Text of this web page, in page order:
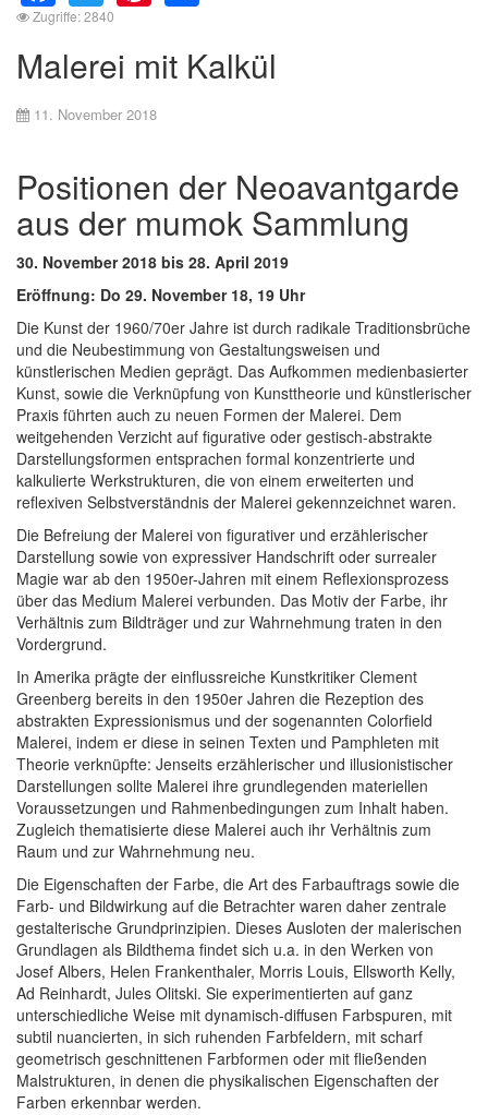
Zugriffe: 2840
Malerei mit Kalkül
11. November 2018
Positionen der Neoavantgarde
aus der mumok Sammlung
30. November 2018 bis 28. April 2019
Eröffnung: Do 29. November 18, 19 Uhr
Die Kunst der 1960/70er Jahre ist durch radikale Traditionsbrüche
und die Neubestimmung von Gestaltungsweisen und
künstlerischen Medien geprägt. Das Aufkommen medienbasierter
Kunst, sowie die Verknüpfung von Kunsttheorie und künstlerischer
Praxis führten auch zu neuen Formen der Malerei. Dem
weitgehenden Verzicht auf figurative oder gestisch-abstrakte
Darstellungsformen entsprachen formal konzentrierte und
kalkulierte Werkstrukturen, die von einem erweiterten und
reflexiven Selbstverständnis der Malerei gekennzeichnet waren.
Die Befreiung der Malerei von figurativer und erzählerischer
Darstellung sowie von expressiver Handschrift oder surrealer
Magie war ab den 1950er-Jahren mit einem Reflexionsprozess
über das Medium Malerei verbunden. Das Motiv der Farbe, ihr
Verhältnis zum Bildträger und zur Wahrnehmung traten in den
Vordergrund.
In Amerika prägte der einflussreiche Kunstkritiker Clement
Greenberg bereits in den 1950er Jahren die Rezeption des
abstrakten Expressionismus und der sogenannten Colorfield
Malerei, indem er diese in seinen Texten und Pamphleten mit
Theorie verknüpfte: Jenseits erzählerischer und illusionistischer
Darstellungen sollte Malerei ihre grundlegenden materiellen
Voraussetzungen und Rahmenbedingungen zum Inhalt haben.
Zugleich thematisierte diese Malerei auch ihr Verhältnis zum
Raum und zur Wahrnehmung neu.
Die Eigenschaften der Farbe, die Art des Farbauftrags sowie die
Farb- und Bildwirkung auf die Betrachter waren daher zentrale
gestalterische Grundprinzipien. Dieses Ausloten der malerischen
Grundlagen als Bildthema findet sich u.a. in den Werken von
Josef Albers, Helen Frankenthaler, Morris Louis, Ellsworth Kelly,
Ad Reinhardt, Jules Olitski. Sie experimentierten auf ganz
unterschiedliche Weise mit dynamisch-diffusen Farbspuren, mit
subtil nuancierten, in sich ruhenden Farbfeldern, mit scharf
geometrisch geschnittenen Farbformen oder mit fließenden
Malstrukturen, in denen die physikalischen Eigenschaften der
Farben erkennbar werden.